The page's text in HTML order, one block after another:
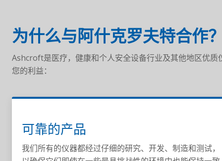
为什么与阿什克罗夫特合作
Ashcroft是医疗，健康和个人安全设备行业及其他地区优
您的利益：
可靠的产品
我们所有的仪器都经过仔细的研究、开发、制造和测试，